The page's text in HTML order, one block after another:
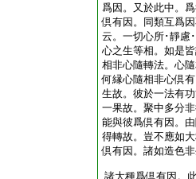
爲因。又於此中。
倶有因。同類互爲
云。一切心所･靜慮
心之生等相。如是
相非心隨轉法。心
何縁心隨相非心倶
生故。彼於一法有
一果故。聚中多分
能與彼爲倶有因。
得轉故。豈不應如
倶有因。諸如造色
諸大種爲倶有因。